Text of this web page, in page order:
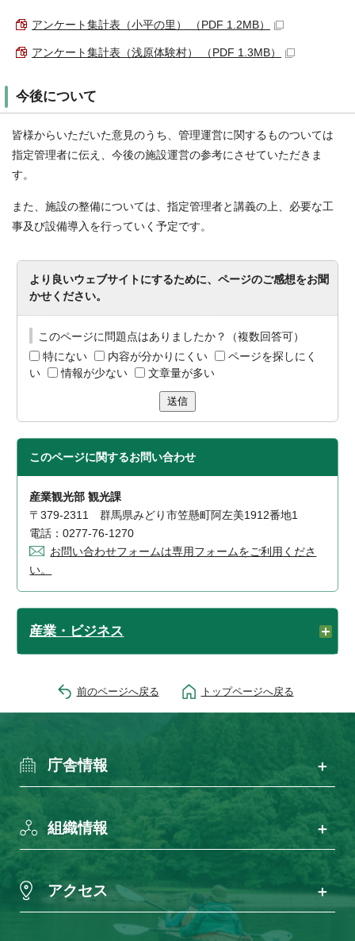
アンケート集計表（小平の里） （PDF 1.2MB）
アンケート集計表（浅原体験村） （PDF 1.3MB）
今後について
皆様からいただいた意見のうち、管理運営に関するものついては
指定管理者に伝え、今後の施設運営の参考にさせていただきま
す。
また、施設の整備については、指定管理者と講義の上、必要な工
事及び設備導入を行っていく予定です。
より良いウェブサイトにするために、ページのご感想をお聞
かせください。
このページに問題点はありましたか？（複数回答可）
特にない
内容が分かりにくい
ページを探しにく
い
情報が少ない 文章量が多い
送信
このページに関するお問い合わせ
産業観光部 観光課
〒379-2311 群馬県みどり市笠懸町阿左美1912番地1
電話：0277-76-1270
お問い合わせフォームは専用フォームをご利用くださ
い。
産業・ビジネス
前のページへ戻る トップページへ戻る
庁舎情報
組織情報
アクセス